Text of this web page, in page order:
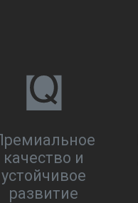
качество и
устойчивое
развитие